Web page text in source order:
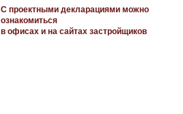
С проектными декларациями можно
ознакомиться
в офисах и на сайтах застройщиков